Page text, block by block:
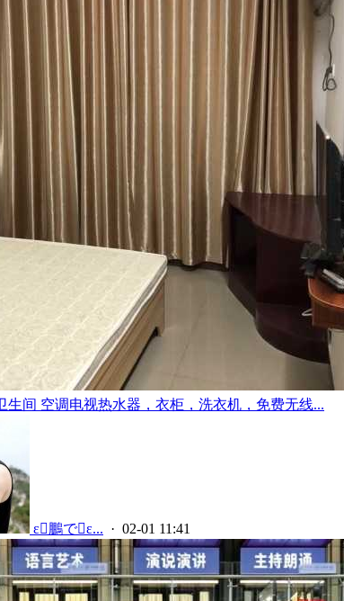
生间 空调电视热水器，衣柜，洗衣机，免费无线...
 ε鵬でε... · 02-01 11:41